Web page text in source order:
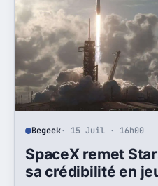
Begeek· 15 Juil · 16h00
SpaceX remet
sa crédibilité en